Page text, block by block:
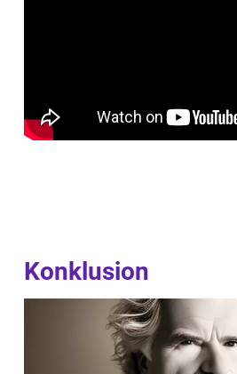
Konklusion